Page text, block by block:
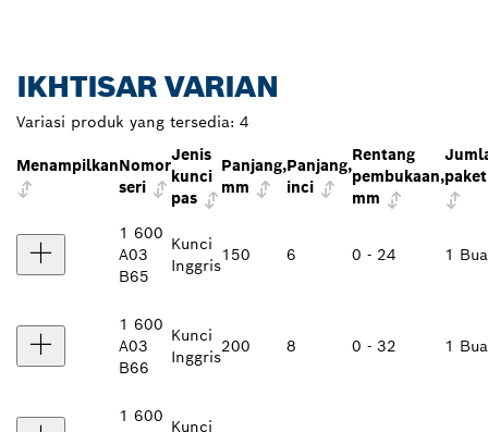
IKHTISAR VARIAN
Variasi produk yang tersedia: 4
MenampilkanNomor
seri
Jenis
kunci
pas
Panjang,
mm
Panjang,
inci
Rentang
pembukaan,
mm
paket
1 600
A03
B65
Kunci
Inggris
150 6 0 - 24 1
1 600
A03
B66
Kunci
Inggris
200 8 0 - 32 1
1 600
Kunci